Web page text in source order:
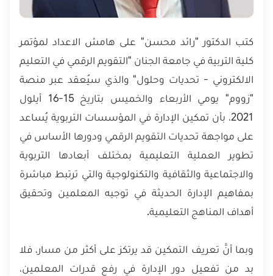
كتب الدكتور "رائد محسن" على هامش الاعداد لمؤتمر
كلية التربية في جامعة الجنان "التقويم الرقمي في التعليم
الالكتروني - تحديات وحلول" والذي سيُعقد عبر منصة
"زووم" يومي الأربعاء والخميس بتاريخ 15-16 أيلول
2021، بأن تمكين الإدارة في المؤسسات التربوية يُساعد
على مواجهة تحديات التقويم الرقمي ودورها الأساس في
تطوير العملية التعليمية بمختلف أبعادها التربوية
والاجتماعية والثقافية والتكنولوجية والتي ترتبط مباشرة
بمفاهيم الإدارة الحديثة في توجيه المعلمين وتحقيق
أهداف المناهج التعليمية.
وبما أنَّ تعريف التمكين قد يرتكز على أكثر من مسار، فلا
بد من تفعيل دور الإدارة في رفع قدرات المعلمين،